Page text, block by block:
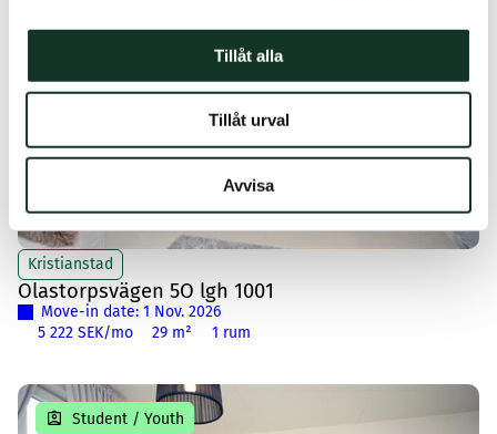
Tillåt alla
Tillåt urval
Avvisa
Kristianstad
Olastorpsvägen 5O lgh 1001
Move-in date: 1 Nov. 2026
5 222 SEK/mo
29 m² 1 rum
Student / Youth